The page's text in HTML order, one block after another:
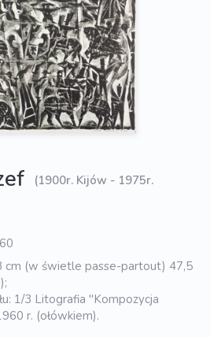
(1900r. Kijów - 1975r.
cm (w świetle passe-partout) 47,5
1/3 Litografia "Kompozycja
r. (ołówkiem).